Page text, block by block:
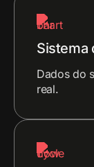
Sistema
Dados do
real.